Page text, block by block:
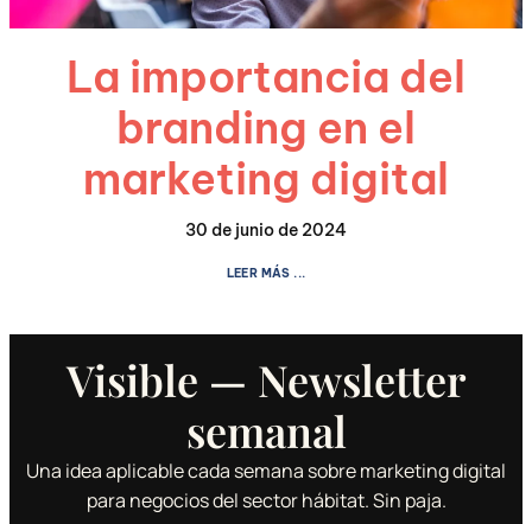
La importancia del
branding en el
marketing digital
30 de junio de 2024
LEER MÁS ...
Visible — Newsletter
semanal
Una idea aplicable cada semana sobre marketing digital
para negocios del sector hábitat. Sin paja.